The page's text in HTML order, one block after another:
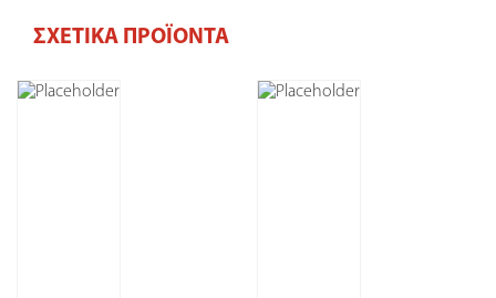
ΣΧΕΤΙΚΆ ΠΡΟΪΌΝΤΑ